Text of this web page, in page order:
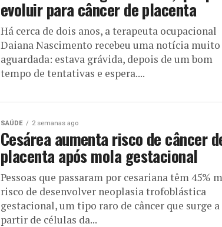
evoluir para câncer de placenta
Há cerca de dois anos, a terapeuta ocupacional
Daiana Nascimento recebeu uma notícia muito
aguardada: estava grávida, depois de um bom
tempo de tentativas e espera....
SAÚDE 2 semanas ago
Cesárea aumenta risco de câncer
placenta após mola gestacional
Pessoas que passaram por cesariana têm 45%
risco de desenvolver neoplasia trofoblástica
gestacional, um tipo raro de câncer que surge a
partir de células da...